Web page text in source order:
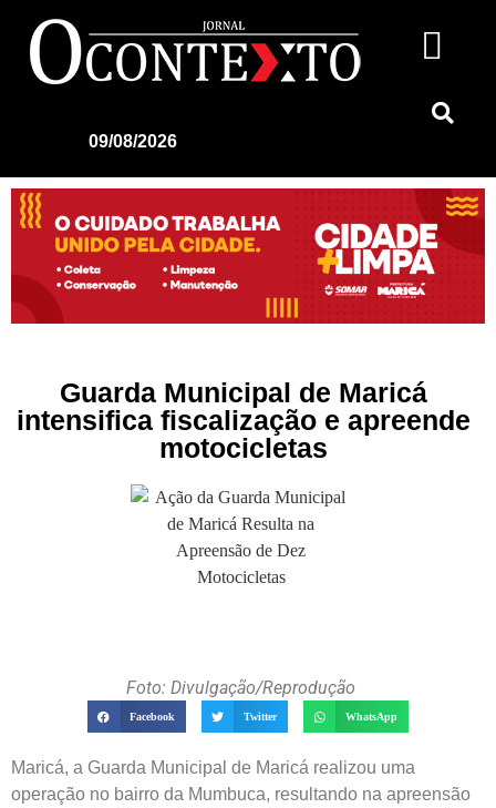
09/08/2026
Guarda Municipal de Maricá
intensifica fiscalização e apreende
motocicletas
Foto: Divulgação/Reprodução
Facebook Twitter WhatsApp
Maricá, a Guarda Municipal de Maricá realizou uma
operação no bairro da Mumbuca, resultando na apreensão